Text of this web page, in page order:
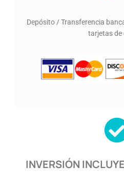
Depósito / Transferencia
tarjetas de
INVERSIÓN